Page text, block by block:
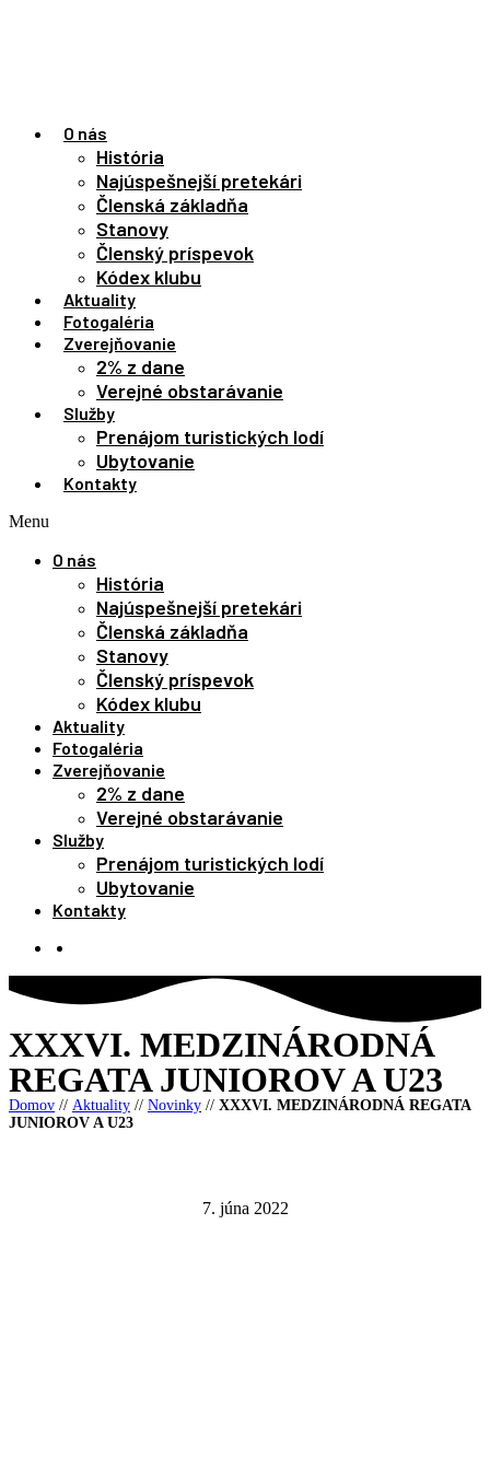
O nás
História
Najúspešnejší pretekári
Členská základňa
Stanovy
Členský príspevok
Kódex klubu
Aktuality
Fotogaléria
Zverejňovanie
2% z dane
Verejné obstarávanie
Služby
Prenájom turistických lodí
Ubytovanie
Kontakty
Menu
O nás
História
Najúspešnejší pretekári
Členská základňa
Stanovy
Členský príspevok
Kódex klubu
Aktuality
Fotogaléria
Zverejňovanie
2% z dane
Verejné obstarávanie
Služby
Prenájom turistických lodí
Ubytovanie
Kontakty
XXXVI. MEDZINÁRODNÁ
REGATA JUNIOROV A U23
Domov // Aktuality // Novinky // XXXVI. MEDZINÁRODNÁ REGATA
JUNIOROV A U23
7. júna 2022